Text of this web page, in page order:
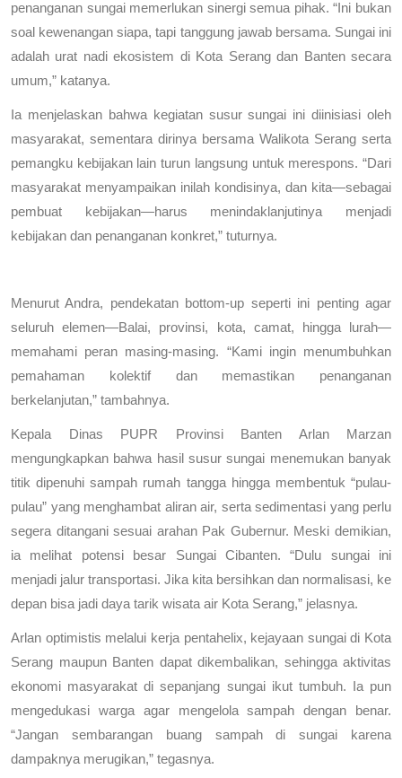
penanganan sungai memerlukan sinergi semua pihak. “Ini bukan
soal kewenangan siapa, tapi tanggung jawab bersama. Sungai ini
adalah urat nadi ekosistem di Kota Serang dan Banten secara
umum,” katanya.
Ia menjelaskan bahwa kegiatan susur sungai ini diinisiasi oleh
masyarakat, sementara dirinya bersama Walikota Serang serta
pemangku kebijakan lain turun langsung untuk merespons. “Dari
masyarakat menyampaikan inilah kondisinya, dan kita—sebagai
pembuat kebijakan—harus menindaklanjutinya menjadi
kebijakan dan penanganan konkret,” tuturnya.
Menurut Andra, pendekatan bottom-up seperti ini penting agar
seluruh elemen—Balai, provinsi, kota, camat, hingga lurah—
memahami peran masing-masing. “Kami ingin menumbuhkan
pemahaman kolektif dan memastikan penanganan
berkelanjutan,” tambahnya.
Kepala Dinas PUPR Provinsi Banten Arlan Marzan
mengungkapkan bahwa hasil susur sungai menemukan banyak
titik dipenuhi sampah rumah tangga hingga membentuk “pulau-
pulau” yang menghambat aliran air, serta sedimentasi yang perlu
segera ditangani sesuai arahan Pak Gubernur. Meski demikian,
ia melihat potensi besar Sungai Cibanten. “Dulu sungai ini
menjadi jalur transportasi. Jika kita bersihkan dan normalisasi, ke
depan bisa jadi daya tarik wisata air Kota Serang,” jelasnya.
Arlan optimistis melalui kerja pentahelix, kejayaan sungai di Kota
Serang maupun Banten dapat dikembalikan, sehingga aktivitas
ekonomi masyarakat di sepanjang sungai ikut tumbuh. Ia pun
mengedukasi warga agar mengelola sampah dengan benar.
“Jangan sembarangan buang sampah di sungai karena
dampaknya merugikan,” tegasnya.